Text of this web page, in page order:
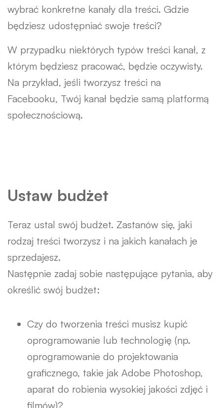
wybrać konkretne kanały dla treści. Gdzie
będziesz udostępniać swoje treści?
W przypadku niektórych typów treści kanał, z
którym będziesz pracować, będzie oczywisty.
Na przykład, jeśli tworzysz treści na
Facebooku, Twój kanał będzie samą platformą
społecznościową.
Ustaw budżet
Teraz ustal swój budżet. Zastanów się, jaki
rodzaj treści tworzysz i na jakich kanałach je
sprzedajesz.
Następnie zadaj sobie następujące pytania, aby
określić swój budżet:
Czy do tworzenia treści musisz kupić
oprogramowanie lub technologię (np.
oprogramowanie do projektowania
graficznego, takie jak Adobe Photoshop,
aparat do robienia wysokiej jakości zdjęć i
filmów)?